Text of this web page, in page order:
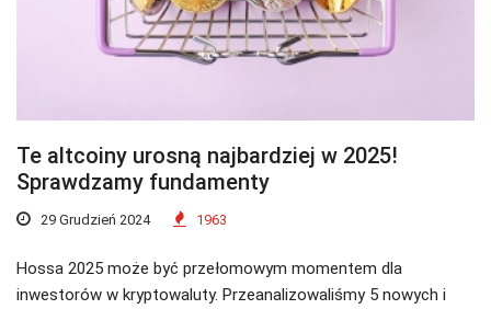
Te altcoiny urosną najbardziej w 2025!
Sprawdzamy fundamenty
29 Grudzień 2024 1963
Hossa 2025 może być przełomowym momentem dla
inwestorów w kryptowaluty. Przeanalizowaliśmy 5 nowych i